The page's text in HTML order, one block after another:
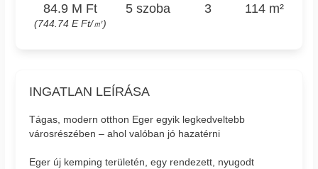
84.9 M Ft
(744.74 E Ft/㎡)
5 szoba 3 114 m²
INGATLAN LEÍRÁSA
Tágas, modern otthon Eger egyik legkedveltebb
városrészében – ahol valóban jó hazatérni
Eger új kemping területén, egy rendezett, nyugodt